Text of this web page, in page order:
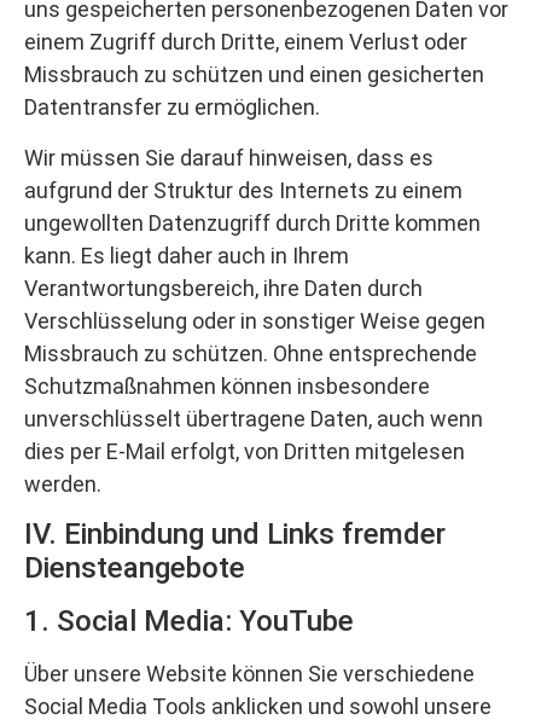
uns gespeicherten personenbezogenen Daten vor
einem Zugriff durch Dritte, einem Verlust oder
Missbrauch zu schützen und einen gesicherten
Datentransfer zu ermöglichen.
Wir müssen Sie darauf hinweisen, dass es
aufgrund der Struktur des Internets zu einem
ungewollten Datenzugriff durch Dritte kommen
kann. Es liegt daher auch in Ihrem
Verantwortungsbereich, ihre Daten durch
Verschlüsselung oder in sonstiger Weise gegen
Missbrauch zu schützen. Ohne entsprechende
Schutzmaßnahmen können insbesondere
unverschlüsselt übertragene Daten, auch wenn
dies per E-Mail erfolgt, von Dritten mitgelesen
werden.
IV. Einbindung und Links fremder
Diensteangebote
1. Social Media: YouTube
Über unsere Website können Sie verschiedene
Social Media Tools anklicken und sowohl unsere